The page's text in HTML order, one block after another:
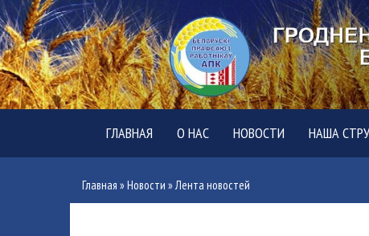
ГЛАВНАЯ О НАС НОВОСТИ НАША
Главная »Новости »Лента новостей